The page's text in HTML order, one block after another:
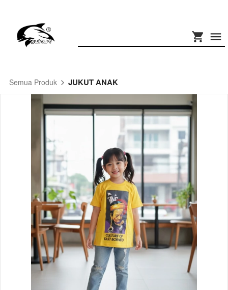
Semua Produk JUKUT ANAK